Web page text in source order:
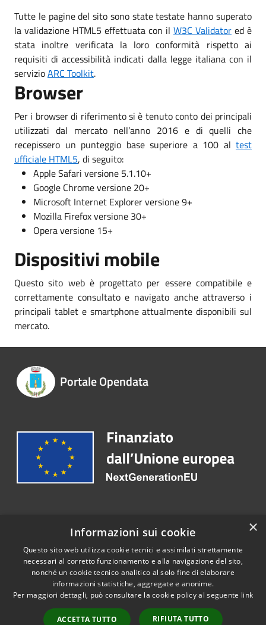
Tutte le pagine del sito sono state testate hanno superato
la validazione HTML5 effettuata con il W3C Validator ed è
stata inoltre verificata la loro conformità rispetto ai
requisiti di accessibilità indicati dalla legge italiana con il
servizioARC Toolkit.
Browser
Per i browser di riferimento si è tenuto conto dei principali
utilizzati dal mercato nell’anno 2016 e di quelli che
recepissero un punteggio base superiore a 100 al test
ufficiale HTML5, di seguito:
Apple Safari versione 5.1.10+
Google Chrome versione 20+
Microsoft Internet Explorer versione 9+
Mozilla Firefox versione 30+
Opera versione 15+
Dispositivi mobile
Questo sito web è progettato per essere compatibile e
correttamente consultato e navigato anche attraverso i
principali tablet e smartphone attualmente disponibili sul
mercato.
Portale Opendata
Recapiti e contatti
Pec: comune.zensondipiave.tv@pecveneto.it
Accessibilità
Copyright © 2026 • Portale
Opendata • Powered by
Municipium•
Accesso
×
Informazioni sui cookie
Questo sito web utilizza cookie tecnici e assimilati strettamente
necessari al corretto funzionamento e alla navigazione del sito,
nonché un cookie tecnico analitico al solo fine di elaborare
informazioni statistiche, aggregate e anonime.
Per maggiori dettagli, può consultare la cookie policy al seguente link
ACCETTA TUTTO RIFIUTA TUTTO